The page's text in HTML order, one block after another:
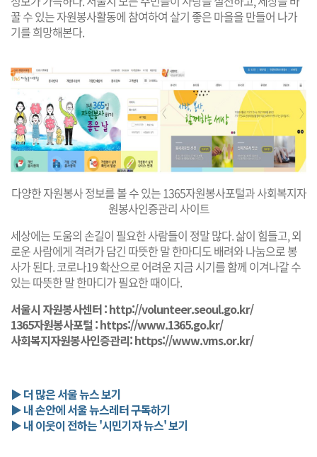
꿀 수 있는 자원봉사활동에 참여하여 살기 좋은 마을을 만들어 나가
기를 희망해본다.
다양한 자원봉사 정보를 볼 수 있는 1365자원봉사포털과 사회복지자
원봉사인증관리 사이트
세상에는 도움의 손길이 필요한 사람들이 정말 많다. 삶이 힘들고, 외
로운 사람에게 격려가 담긴 따뜻한 말 한마디도 배려와 나눔으로 봉
사가 된다. 코로나19 확산으로 어려운 지금 시기를 함께 이겨나갈 수
있는 따뜻한 말 한마디가 필요한 때이다.
서울시 자원봉사센터 :http://volunteer.seoul.go.kr/
1365자원봉사포털 :https://www.1365.go.kr/
사회복지자원봉사인증관리:https://www.vms.or.kr/
▶ 더 많은 서울 뉴스 보기
▶ 내 손안에 서울 뉴스레터 구독하기
▶ 내 이웃이 전하는 '시민기자 뉴스' 보기